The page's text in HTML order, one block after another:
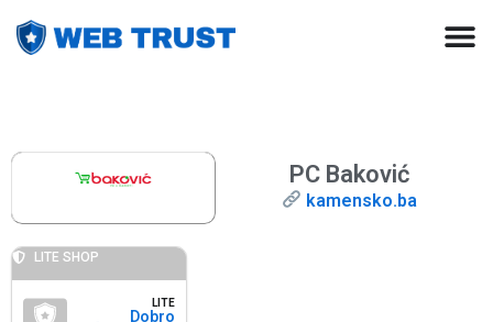
PC Baković
kamensko.ba
LITE SHOP
LITE
Dobro